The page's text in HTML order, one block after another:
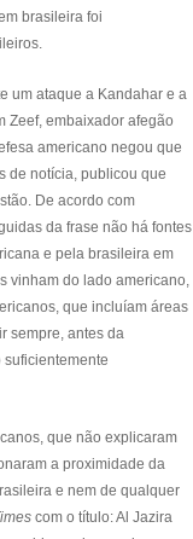
brasileira foi
um ataque a Kandahar e a
Zeef, embaixador afegão
americano negou que
de notícia, publicou que
De acordo com
da frase não há fontes
e pela brasileira em
vinham do lado americano,
que incluíam áreas
sempre, antes da
que não explicaram
a proximidade da
e nem de qualquer
com o título: Al Jazira